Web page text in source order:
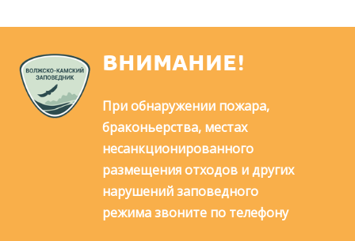
ВНИМАНИЕ!
При обнаружении пожара,
браконьерства, местах
несанкционированного
размещения отходов и других
нарушений заповедного
режима звоните по телефону